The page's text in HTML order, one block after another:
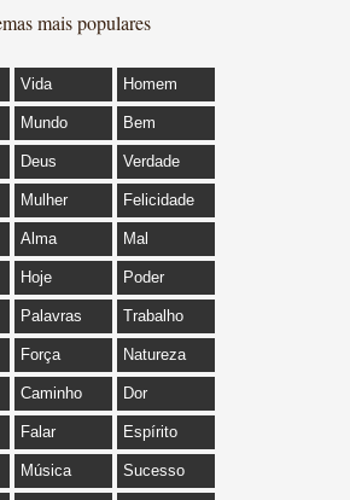
mais populares
Vida Homem
Mundo Bem
Deus Verdade
Mulher Felicidade
Alma Mal
Hoje Poder
Palavras Trabalho
Força Natureza
Caminho Dor
Falar Espírito
Música Sucesso